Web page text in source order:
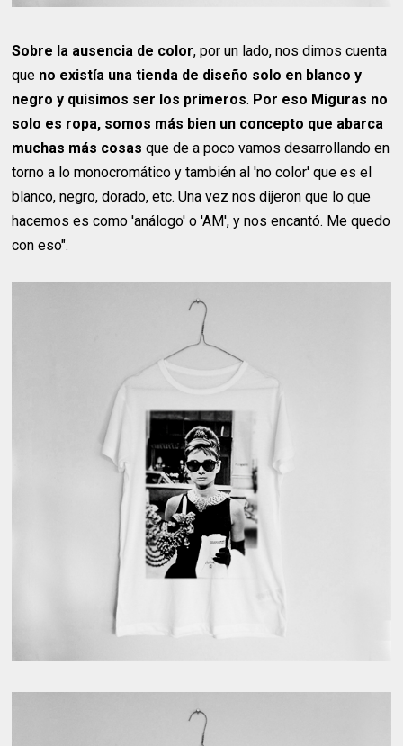
Sobre la ausencia de color, por un lado, nos dimos cuenta
que no existía una tienda de diseño solo en blanco y
negro y quisimos ser los primeros. Por eso Miguras no
solo es ropa, somos más bien un concepto que abarca
muchas más cosas que de a poco vamos desarrollando en
torno a lo monocromático y también al 'no color' que es el
blanco, negro, dorado, etc. Una vez nos dijeron que lo que
hacemos es como 'análogo' o 'AM', y nos encantó. Me quedo
con eso".